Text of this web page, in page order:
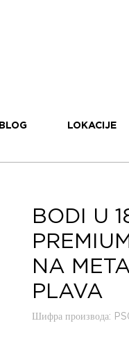
BLOG LOKACIJE
BODI U
NA
PLAVA
Шифра производа: